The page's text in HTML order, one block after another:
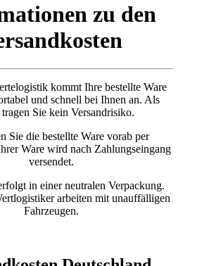
zu den
kommt Ihre bestellte Ware
und schnell bei Ihnen an. Als
Sie kein Versandrisiko.
Sie die bestellte Ware vorab per
Ware wird nach Zahlungseingang
versendet.
in einer neutralen Verpackung.
arbeiten mit unauffälligen
Fahrzeugen.